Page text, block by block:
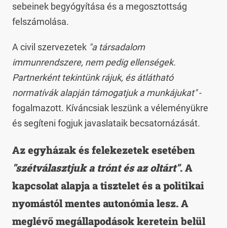
sebeinek begyógyítása és a megosztottság
felszámolása.
A civil szervezetek "a társadalom
immunrendszere, nem pedig ellenségek.
Partnerként tekintünk rájuk, és átlátható
normatívák alapján támogatjuk a munkájukat"-
fogalmazott. Kíváncsiak leszünk a véleményükre
és segíteni fogjuk javaslataik becsatornázását.
Az egyházak és felekezetek esetében
"szétválasztjuk a trónt és az oltárt". A
kapcsolat alapja a tisztelet és a politikai
nyomástól mentes autonómia lesz. A
meglévő megállapodások keretein belül